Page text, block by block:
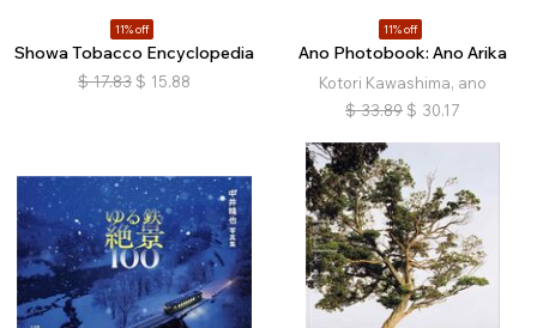
11% off
Showa Tobacco Encyclopedia
$ 17.83 $ 15.88
11% off
Ano Photobook: Ano Arika
Kotori Kawashima, ano
$ 33.89 $ 30.17